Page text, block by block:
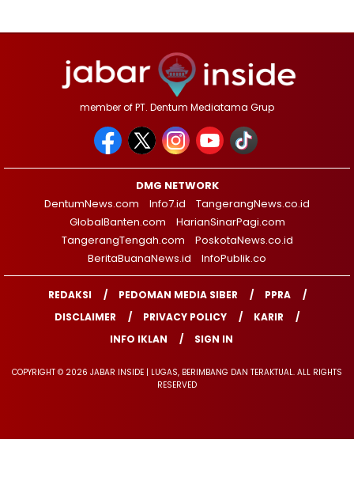
member of PT. Dentum Mediatama Grup
DMG NETWORK
DentumNews.com
Info7.id
TangerangNews.co.id
GlobalBanten.com
HarianSinarPagi.com
TangerangTengah.com
PoskotaNews.co.id
BeritaBuanaNews.id
InfoPublik.co
REDAKSI PEDOMAN MEDIA SIBER
PPRA
DISCLAIMER
PRIVACY POLICY
KARIR
INFO IKLAN
SIGN IN
COPYRIGHT © 2026 JABAR INSIDE | LUGAS, BERIMBANG DAN TERAKTUAL. ALL RIGHTS
RESERVED